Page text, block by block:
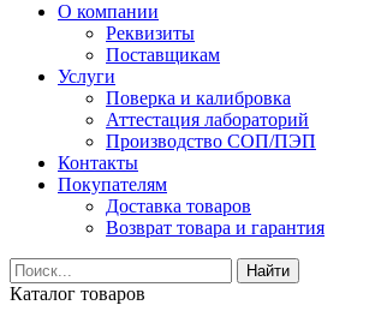
О компании
Реквизиты
Поставщикам
Услуги
Поверка и калибровка
Аттестация лабораторий
Производство СОП/ПЭП
Контакты
Покупателям
Доставка товаров
Возврат товара и гарантия
Найти
Каталог товаров